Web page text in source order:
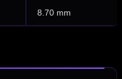
8.70 mm